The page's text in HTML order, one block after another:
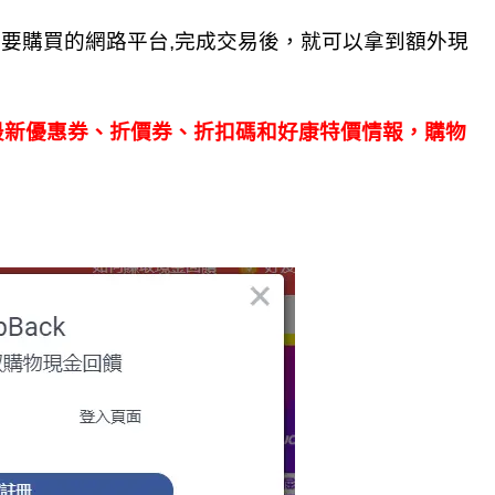
購買的網路平台,完成交易後，就可以拿到額外現
優惠券、折價券、折扣碼和好康特價情報，購物